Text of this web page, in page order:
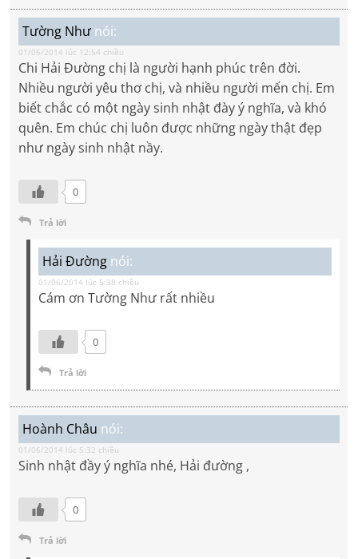
Tường Như nói:
01/06/2014 lúc 12:54 chiều
Chi Hải Đường chị là người hạnh phúc trên đời.
Nhiều người yêu thơ chị, và nhiều người mến chị. Em
biết chắc có một ngày sinh nhật đày ý nghĩa, và khó
quên. Em chúc chị luôn được những ngày thật đẹp
như ngày sinh nhật nầy.
0
Trả lời
Hải Đường nói:
01/06/2014 lúc 5:38 chiều
Cám ơn Tường Như rất nhiều
0
Trả lời
Hoành Châu nói:
01/06/2014 lúc 5:32 chiều
Sinh nhật đầy ý nghĩa nhé, Hải đường ,
0
Trả lời